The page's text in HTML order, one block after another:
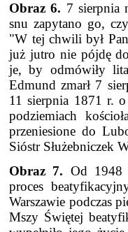
Obraz 6. 7 sierpnia
snu zapytano go,
"W tej chwili był
już jutro nie pójdę
je, by odmówiły
Edmund zmarł 7
11 sierpnia 1871 r.
podziemiach
przeniesione do
Sióstr Służebniczek
Obraz 7. Od 1948
proces
Warszawie podczas
Mszy Świętej